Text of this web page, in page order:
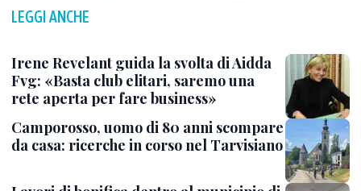
LEGGI ANCHE
Irene Revelant guida la svolta di Aidda
Fvg: «Basta club elitari, saremo una
rete aperta per fare business»
Camporosso, uomo di 80 anni scompare
da casa: ricerche in corso nel Tarvisiano